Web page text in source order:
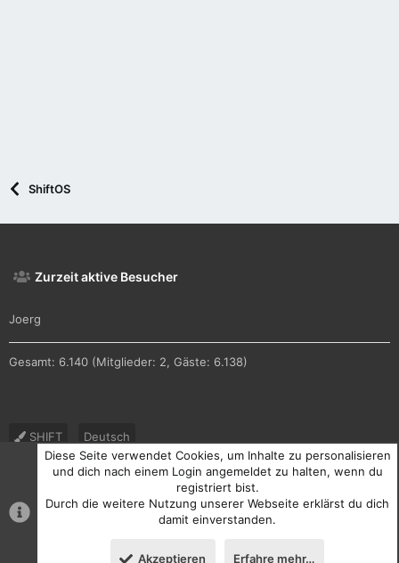
ShiftOS
Zurzeit aktive Besucher
Joerg
Gesamt: 6.140 (Mitglieder: 2, Gäste: 6.138)
SHIFT
Deutsch
Nutzungsbedingungen
Datenschutz Hilfe und Impressum
S
S
Diese Seite verwendet Cookies, um Inhalte zu personalisieren
und dich nach einem Login angemeldet zu halten, wenn du
registriert bist.
Durch die weitere Nutzung unserer Webseite erklärst du dich
damit einverstanden.
Akzeptieren Erfahre mehr…